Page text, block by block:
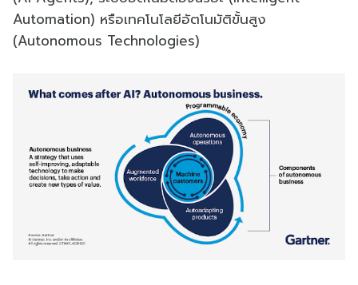
Automation) หรือเทคโนโลยีอัตโนมัติขั้นสูง
(Autonomous Technologies)